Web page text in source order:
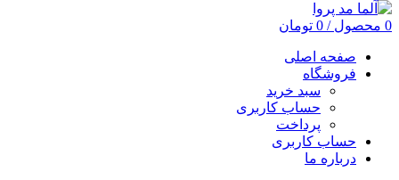
0 محصول /
0 تومان
صفحه اصلی
فروشگاه
سبد خرید
حساب کاربری
پرداخت
حساب کاربری
درباره ما